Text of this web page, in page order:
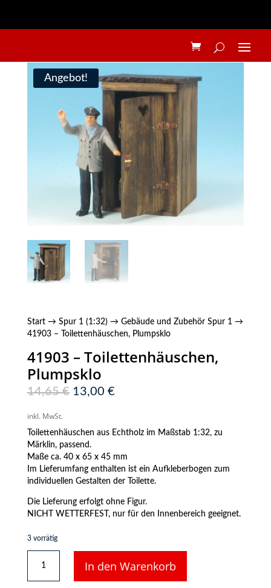
Angebot!
Start→ Spur 1 (1:32)→ Gebäude und Zubehör Spur 1→
41903 – Toilettenhäuschen, Plumpsklo
41903 – Toilettenhäuschen,
Plumpsklo
14,65€ Ursprünglicher
14,65 €
13,00 €Aktueller
13,00 €.
inkl. MwSt.
Toilettenhäuschen aus Echtholz im Maßstab 1:32, zu
Märklin, passend.
Maße ca. 40 x 65 x 45 mm
Im Lieferumfang enthalten ist ein Aufkleberbogen zum
individuellen Gestalten der Toilette.
Die Lieferung erfolgt ohne Figur.
NICHT WETTERFEST, nur für den Innenbereich geeignet.
3 vorrätig
Toilettenhäuschen,
In den Warenkorb